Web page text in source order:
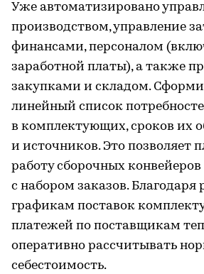
Уже автоматизировано
производством, управление
финансами, персоналом
заработной платы), а также
закупками и складом.
линейный список
в комплектующих, сроков их
и источников. Это позволяет
работу сборочных конвейеров
с набором заказов.
графикам поставок
платежей по поставщикам
оперативно рассчитывать
себестоимость.